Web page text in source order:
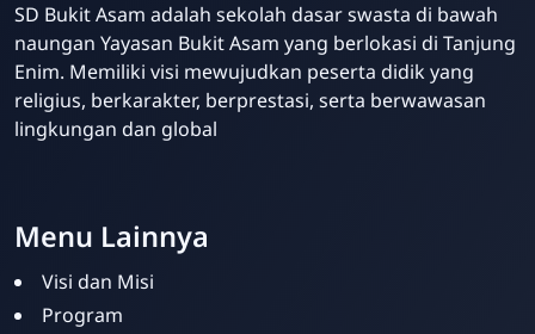
SD Bukit Asam adalah sekolah dasar swasta di bawah
naungan Yayasan Bukit Asam yang berlokasi di Tanjung
Enim. Memiliki visi mewujudkan peserta didik yang
religius, berkarakter, berprestasi, serta berwawasan
lingkungan dan global
Menu Lainnya
Visi dan Misi
Program